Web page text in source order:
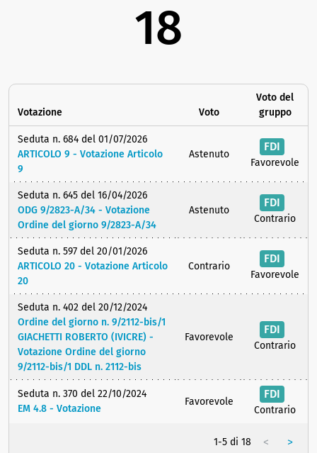
18
Votazione Voto
Voto del
gruppo
Seduta n. 684 del 01/07/2026
ARTICOLO 9 - Votazione Articolo
9
Astenuto
FDI
Favorevole
Seduta n. 645 del 16/04/2026
ODG 9/2823-A/34 - Votazione
Ordine del giorno 9/2823-A/34
Astenuto
FDI
Contrario
Seduta n. 597 del 20/01/2026
ARTICOLO 20 - Votazione Articolo
20
Contrario
FDI
Favorevole
Seduta n. 402 del 20/12/2024
Ordine del giorno n. 9/2112-bis/1
GIACHETTI ROBERTO (IVICRE) -
Votazione Ordine del giorno
9/2112-bis/1 DDL n. 2112-bis
Favorevole
FDI
Contrario
Seduta n. 370 del 22/10/2024
EM 4.8 - Votazione
Favorevole
FDI
Contrario
1-5 di 18 < >